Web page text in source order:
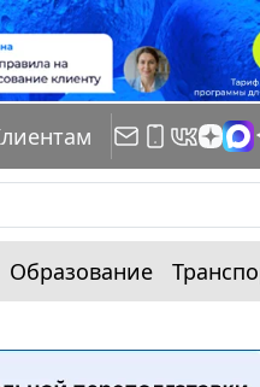
Образование